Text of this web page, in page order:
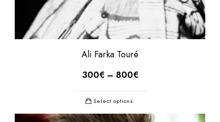
Ali Farka Touré
300€ – 800€
Select options